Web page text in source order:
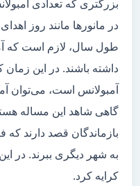
بزرگتری که تعدادی
در مانور‌ها مانند روز
طول سال، لازم است که
داشته باشند. در این
آمبولانس است، می‌توان
گاهی شاهد این مساله
بازماندگان قصد دارند
به شهر دیگری ببرند. در
کرایه کرد.